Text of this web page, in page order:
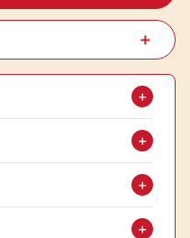
＋
＋
＋
＋
＋